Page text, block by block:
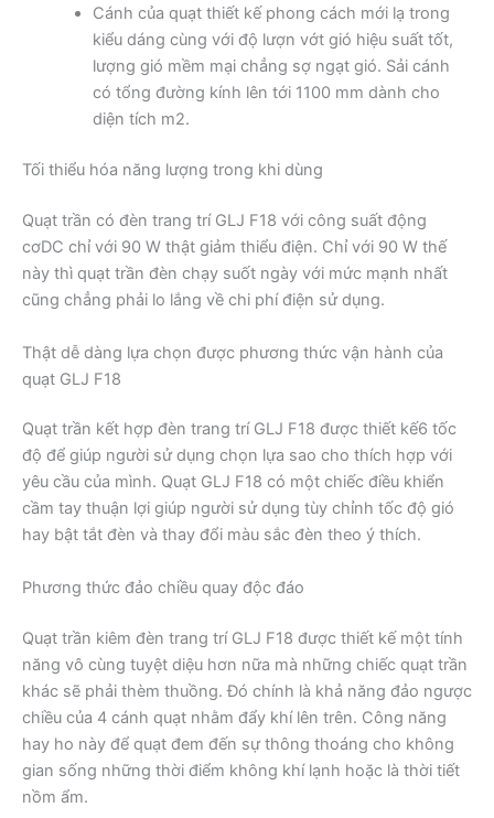
Cánh của quạt thiết kế phong cách mới lạ trong
kiểu dáng cùng với độ lượn vớt gió hiệu suất tốt,
lượng gió mềm mại chẳng sợ ngạt gió. Sải cánh
có tổng đường kính lên tới 1100 mm dành cho
diện tích m2.
Tối thiểu hóa năng lượng trong khi dùng
Quạt trần có đèn trang trí GLJ F18 với công suất động
cơDC chỉ với 90 W thật giảm thiểu điện. Chỉ với 90 W thế
này thì quạt trần đèn chạy suốt ngày với mức mạnh nhất
cũng chẳng phải lo lắng về chi phí điện sử dụng.
Thật dễ dàng lựa chọn được phương thức vận hành của
quạt GLJ F18
Quạt trần kết hợp đèn trang trí GLJ F18 được thiết kế6 tốc
độ để giúp người sử dụng chọn lựa sao cho thích hợp với
yêu cầu của mình. Quạt GLJ F18 có một chiếc điều khiển
cầm tay thuận lợi giúp người sử dụng tùy chỉnh tốc độ gió
hay bật tắt đèn và thay đổi màu sắc đèn theo ý thích.
Phương thức đảo chiều quay độc đáo
Quạt trần kiêm đèn trang trí GLJ F18 được thiết kế một tính
năng vô cùng tuyệt diệu hơn nữa mà những chiếc quạt trần
khác sẽ phải thèm thuồng. Đó chính là khả năng đảo ngược
chiều của 4 cánh quạt nhằm đẩy khí lên trên. Công năng
hay ho này để quạt đem đến sự thông thoáng cho không
gian sống những thời điểm không khí lạnh hoặc là thời tiết
nồm ẩm.